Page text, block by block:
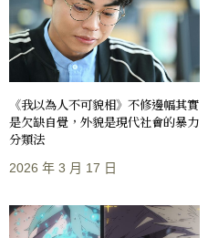
《我以為人不可貌相》不修邊幅其實
是欠缺自覺，外貌是現代社會的暴力
分類法
2026 年 3 月 17 日